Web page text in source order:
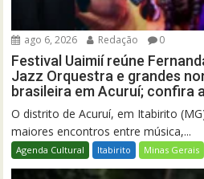
ago 6, 2026 Redação 0
Festival Uaimií reúne
Jazz Orquestra e grandes
brasileira em Acuruí; confira
O distrito de Acuruí, em Itabirito
maiores encontros entre música,...
Agenda Cultural Itabirito Minas Gerais